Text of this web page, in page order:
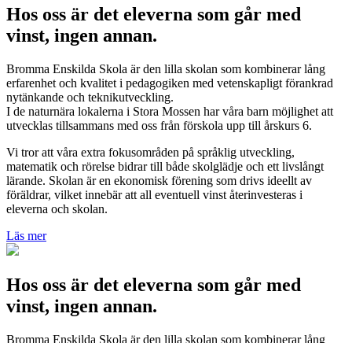
Hos oss är det eleverna som går med
vinst, ingen annan.
Bromma Enskilda Skola är den lilla skolan som kombinerar lång
erfarenhet och kvalitet i pedagogiken med vetenskapligt förankrad
nytänkande och teknikutveckling.
I de naturnära lokalerna i Stora Mossen har våra barn möjlighet att
utvecklas tillsammans med oss från förskola upp till årskurs 6.
Vi tror att våra extra fokusområden på språklig utveckling,
matematik och rörelse bidrar till både skolglädje och ett livslångt
lärande. Skolan är en ekonomisk förening som drivs ideellt av
föräldrar, vilket innebär att all eventuell vinst återinvesteras i
eleverna och skolan.
Läs mer
Hos oss är det eleverna som går med
vinst, ingen annan.
Bromma Enskilda Skola är den lilla skolan som kombinerar lång